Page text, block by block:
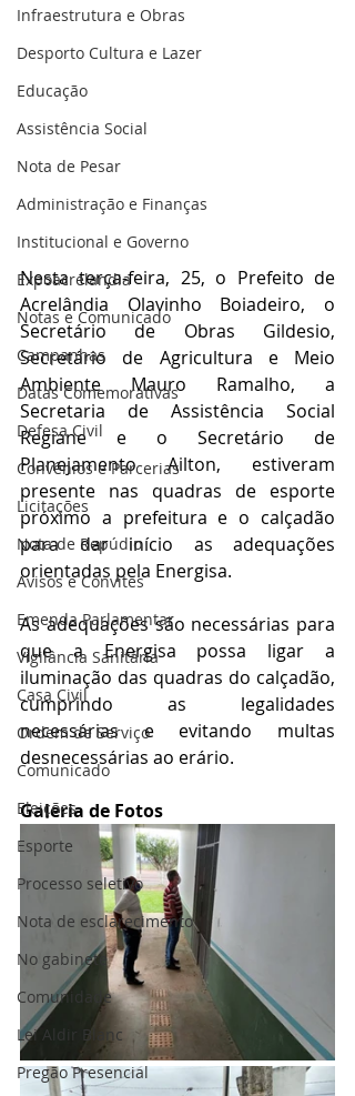
Infraestrutura e Obras
Desporto Cultura e Lazer
Educação
Assistência Social
Nota de Pesar
Administração e Finanças
Institucional e Governo
Expoacrelandia
Notas e Comunicado
Campanhas
Datas Comemorativas
Defesa Civil
Convênios e Parcerias
Licitações
Nota de Repúdio
Avisos e Convites
Emenda Parlamentar
Vigilância Sanitária
Casa Civil
Ordem de Serviço
Comunicado
Eleições
Esporte
Processo seletivo
Nota de esclarecimento
No gabinete
Comunidade
Lei Aldir Blanc
Pregão Presencial
Nesta terça-feira, 25, o Prefeito de
Acrelândia Olavinho Boiadeiro, o
Secretário de Obras Gildesio,
Secretário de Agricultura e Meio
Ambiente Mauro Ramalho, a
Secretaria de Assistência Social
Regiane e o Secretário de
Planejamento Ailton, estiveram
presente nas quadras de esporte
próximo a prefeitura e o calçadão
para dar início as adequações
orientadas pela Energisa.
As adequações são necessárias para
que a Energisa possa ligar a
iluminação das quadras do calçadão,
cumprindo as legalidades
necessárias e evitando multas
desnecessárias ao erário.
Galeria de Fotos